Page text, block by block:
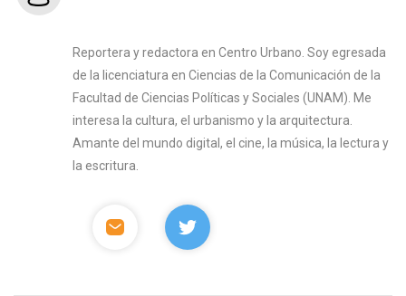
Reportera y redactora en Centro Urbano. Soy egresada
de la licenciatura en Ciencias de la Comunicación de la
Facultad de Ciencias Políticas y Sociales (UNAM). Me
interesa la cultura, el urbanismo y la arquitectura.
Amante del mundo digital, el cine, la música, la lectura y
la escritura.